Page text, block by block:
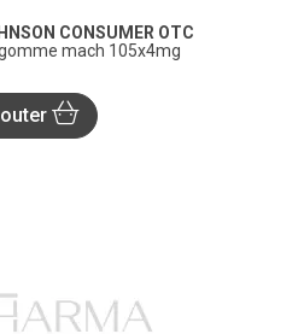
CONSUMER OTC
mach 105x4mg